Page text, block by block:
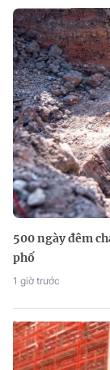
500 ngày đêm
phố
1 giờ trước